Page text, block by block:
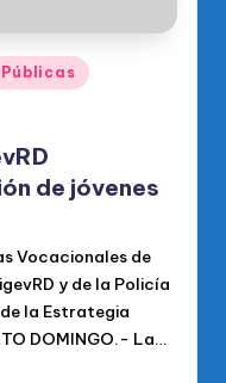
de jóvenes
Vocacionales de
y de la Policía
la Estrategia
DOMINGO.- La…